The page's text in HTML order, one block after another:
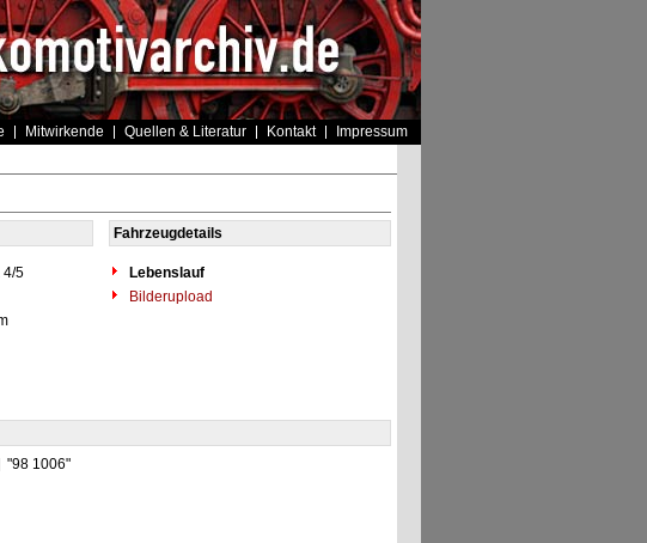
Mitwirkende Quellen & Literatur Kontakt Impressum
Fahrzeugdetails
4/5
Lebenslauf
Bilderupload
"98 1006"